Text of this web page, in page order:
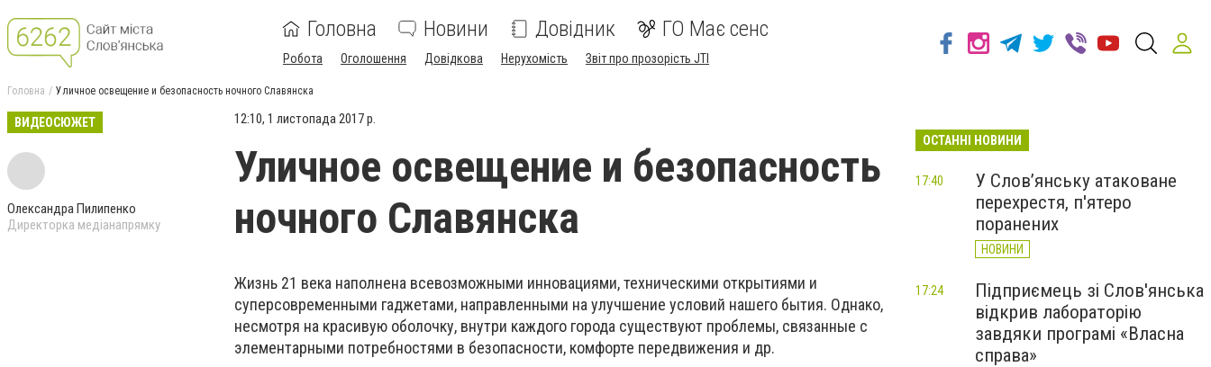
Головна Новини Довідник ГО Має сенс
Робота Оголошення Довідкова Нерухомість Звіт про прозорість JTI
Головна Уличное освещение и безопасность ночного Славянска
ВИДЕОСЮЖЕТ
Олександра Пилипенко
Директорка медіанапрямку
12:10, 1 листопада 2017 р.
Уличное освещение и безопасность
ночного Славянска
Жизнь 21 века наполнена всевозможными инновациями, техническими открытиями и
суперсовременными гаджетами, направленными на улучшение условий нашего бытия. Однако,
несмотря на красивую оболочку, внутри каждого города существуют проблемы, связанные с
элементарными потребностями в безопасности, комфорте передвижения и др.
ОСТАННІ НОВИНИ
У Слов’янську атаковане
перехрестя, п'ятеро
поранених
НОВИНИ
17:40
Підприємець зі Слов'янська
відкрив лабораторію
завдяки програмі «Власна
справа»
17:24